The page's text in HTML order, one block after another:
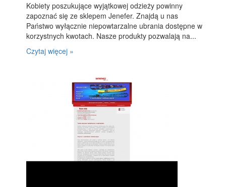
Kobiety poszukujące wyjątkowej odzieży powinny
zapoznać się ze sklepem Jenefer. Znajdą u nas
Państwo wyłącznie niepowtarzalne ubrania dostępne w
korzystnych kwotach. Nasze produkty pozwalają na...
Czytaj więcej »